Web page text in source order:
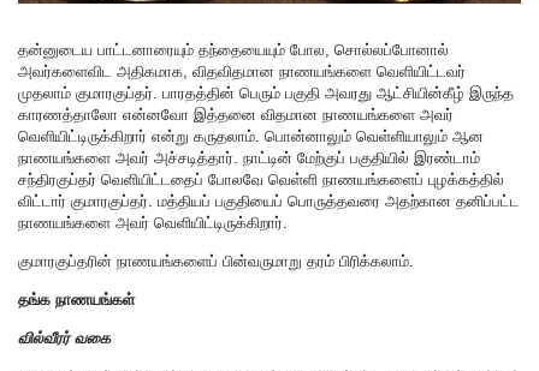
தன்னுடைய பாட்டனாரையும் தந்தையையும் போல, சொல்லப்போனால்
அவர்களைவிட அதிகமாக, விதவிதமான நாணயங்களை வெளியிட்டவர்
முதலாம் குமாரகுப்தர். பாரதத்தின் பெரும் பகுதி அவரது ஆட்சியின்கீழ் இருந்த
காரணத்தாலோ என்னவோ இத்தனை விதமான நாணயங்களை அவர்
வெளியிட்டிருக்கிறார் என்று கருதலாம். பொன்னாலும் வெள்ளியாலும் ஆன
நாணயங்களை அவர் அச்சடித்தார். நாட்டின் மேற்குப் பகுதியில் இரண்டாம்
சந்திரகுப்தர் வெளியிட்டதைப் போலவே வெள்ளி நாணயங்களைப் புழக்கத்தில்
விட்டார் குமாரகுப்தர். மத்தியப் பகுதியைப் பொருத்தவரை அதற்கான தனிப்பட்ட
நாணயங்களை அவர் வெளியிட்டிருக்கிறார்.
குமாரகுப்தரின் நாணயங்களைப் பின்வருமாறு தரம் பிரிக்கலாம்.
தங்க நாணயங்கள்
வில்வீரர் வகை